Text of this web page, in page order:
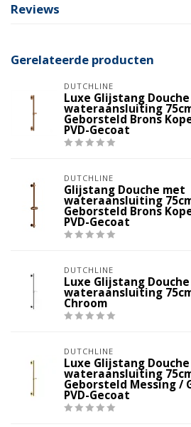
Reviews
Gerelateerde producten
DUTCHLINE
Luxe Glijstang
wateraansluiting
Geborsteld Brons
PVD-Gecoat
DUTCHLINE
Glijstang Douche met
wateraansluiting
Geborsteld Brons
PVD-Gecoat
DUTCHLINE
Luxe Glijstang
wateraansluiting
Chroom
DUTCHLINE
Luxe Glijstang
wateraansluiting
Geborsteld Messing /
PVD-Gecoat